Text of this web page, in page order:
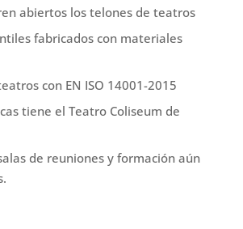
abiertos los telones de teatros
fabricados con materiales
con EN ISO 14001-2015
tiene el Teatro Coliseum de
de reuniones y formación aún